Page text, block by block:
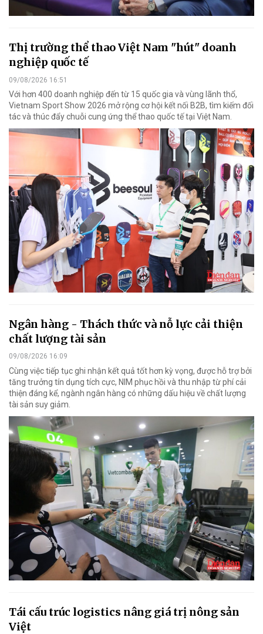
Thị trường thể thao Việt Nam "hút" doanh
nghiệp quốc tế
09/08/2026 16:51
Với hơn 400 doanh nghiệp đến từ 15 quốc gia và vùng lãnh thổ,
Vietnam Sport Show 2026 mở rộng cơ hội kết nối B2B, tìm kiếm đối
tác và thúc đẩy chuỗi cung ứng thể thao quốc tế tại Việt Nam.
Ngân hàng - Thách thức và nỗ lực cải thiện
chất lượng tài sản
09/08/2026 16:09
Cùng việc tiếp tục ghi nhận kết quả tốt hơn kỳ vọng, được hỗ trợ bởi
tăng trưởng tín dụng tích cực, NIM phục hồi và thu nhập từ phí cải
thiện đáng kể, ngành ngân hàng có những dấu hiệu về chất lượng
tài sản suy giảm.
Tái cấu trúc logistics nâng giá trị nông sản
Việt